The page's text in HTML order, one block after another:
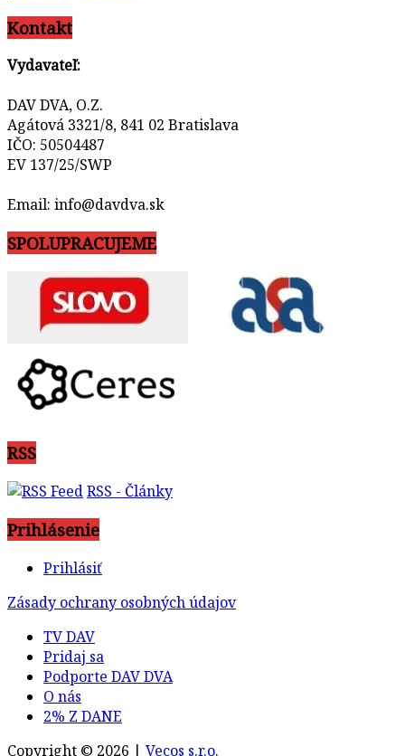
Kontakt
Vydavateľ:
DAV DVA, O.Z.
Agátová 3321/8, 841 02 Bratislava
IČO: 50504487
EV 137/25/SWP
Email: info@davdva.sk
SPOLUPRACUJEME
RSS
RSS - Články
Prihlásenie
Prihlásiť
Zásady ochrany osobných údajov
TV DAV
Pridaj sa
Podporte DAV DVA
O nás
2% Z DANE
Copyright © 2026 | Vecos s.r.o.